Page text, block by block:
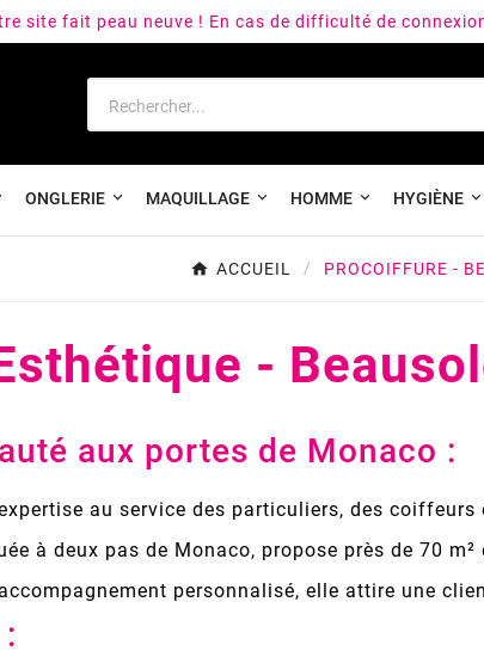
site fait peau neuve ! En cas de difficulté de
ONGLERIE MAQUILLAGE HOMME HYGIÈNE
ACCUEIL PROCOIFFURE -
-
aux portes de Monaco :
au service des particuliers, des
à deux pas de Monaco, propose près de 70
personnalisé, elle attire une